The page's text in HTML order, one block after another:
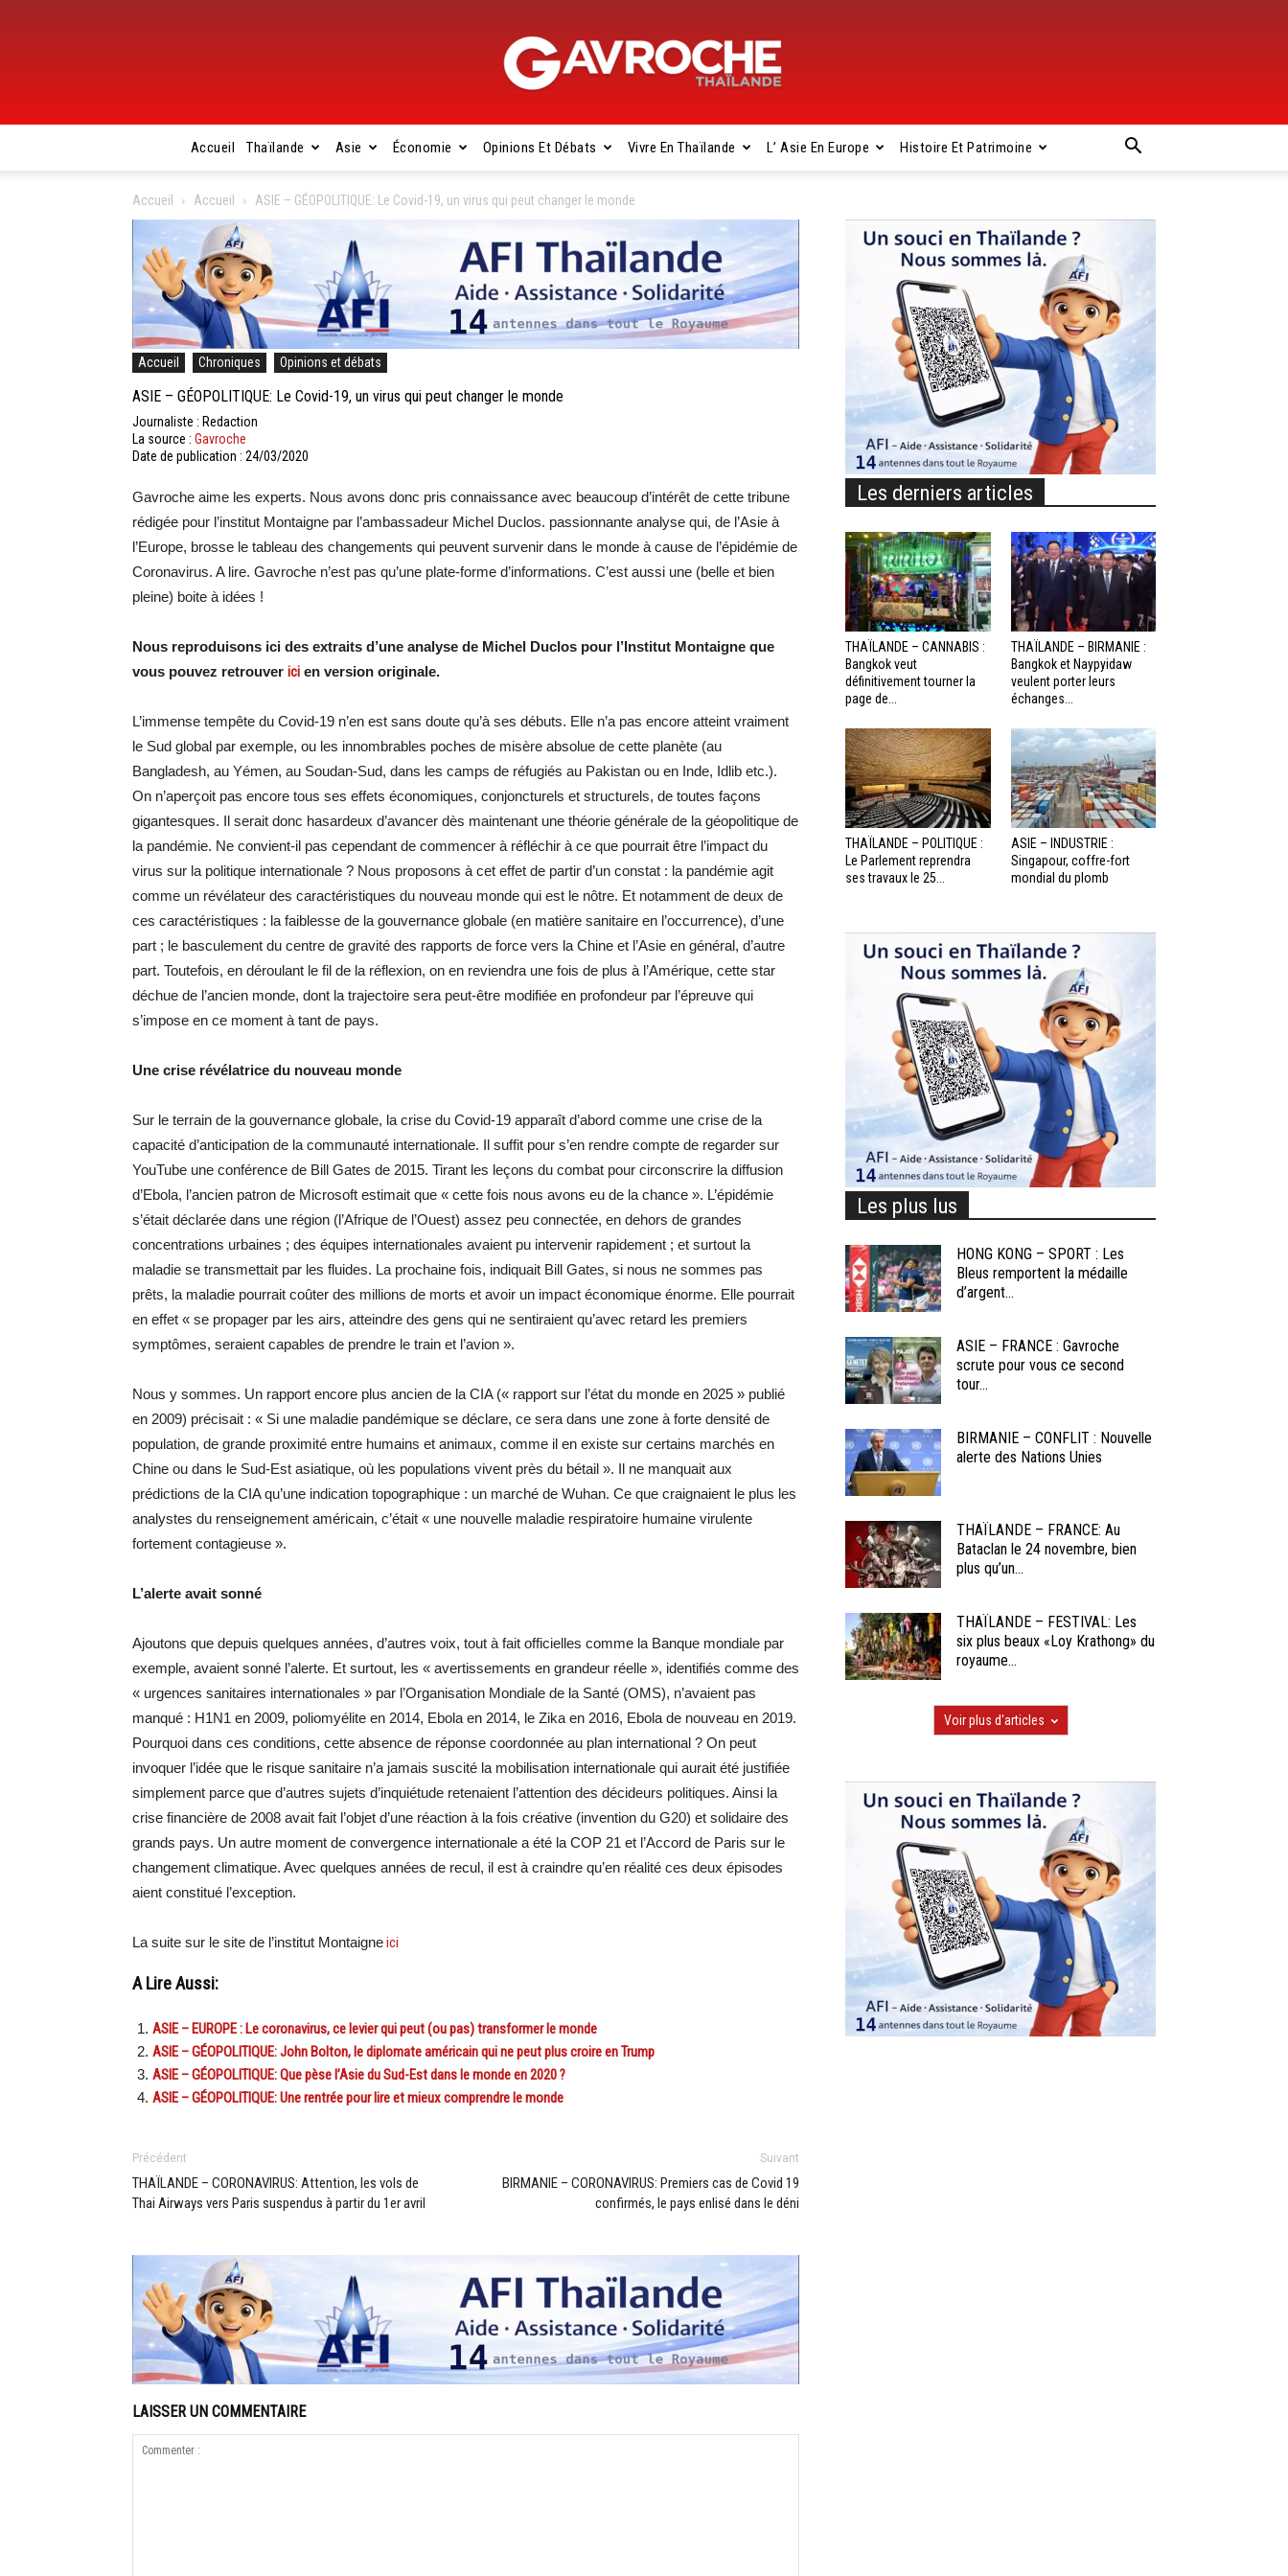
Gavroche
Thaïlande
Accueil Thaïlande Asie Économie Opinions Et Débats Vivre En Thaïlande L’ Asie En Europe Histoire Et Patrimoine
Accueil Accueil ASIE – GÉOPOLITIQUE: Le Covid-19, un virus qui peut changer le monde
Accueil Chroniques Opinions et débats
ASIE – GÉOPOLITIQUE: Le Covid-19, un virus qui peut changer le monde
Journaliste : Redaction
La source : Gavroche
Date de publication : 24/03/2020
Gavroche aime les experts. Nous avons donc pris connaissance avec beaucoup d’intérêt de cette tribune
rédigée pour l’institut Montaigne par l’ambassadeur Michel Duclos. passionnante analyse qui, de l’Asie à
l’Europe, brosse le tableau des changements qui peuvent survenir dans le monde à cause de l’épidémie de
Coronavirus. A lire. Gavroche n’est pas qu’une plate-forme d’informations. C’est aussi une (belle et bien
pleine) boite à idées !
Nous reproduisons ici des extraits d’une analyse de Michel Duclos pour l’Institut Montaigne que
vous pouvez retrouver ici en version originale.
L’immense tempête du Covid-19 n’en est sans doute qu’à ses débuts. Elle n’a pas encore atteint vraiment
le Sud global par exemple, ou les innombrables poches de misère absolue de cette planète (au
Bangladesh, au Yémen, au Soudan-Sud, dans les camps de réfugiés au Pakistan ou en Inde, Idlib etc.).
On n’aperçoit pas encore tous ses effets économiques, conjoncturels et structurels, de toutes façons
gigantesques. Il serait donc hasardeux d’avancer dès maintenant une théorie générale de la géopolitique de
la pandémie. Ne convient-il pas cependant de commencer à réfléchir à ce que pourrait être l’impact du
virus sur la politique internationale ? Nous proposons à cet effet de partir d’un constat : la pandémie agit
comme un révélateur des caractéristiques du nouveau monde qui est le nôtre. Et notamment de deux de
ces caractéristiques : la faiblesse de la gouvernance globale (en matière sanitaire en l’occurrence), d’une
part ; le basculement du centre de gravité des rapports de force vers la Chine et l’Asie en général, d’autre
part. Toutefois, en déroulant le fil de la réflexion, on en reviendra une fois de plus à l’Amérique, cette star
déchue de l’ancien monde, dont la trajectoire sera peut-être modifiée en profondeur par l’épreuve qui
s’impose en ce moment à tant de pays.
Une crise révélatrice du nouveau monde
Sur le terrain de la gouvernance globale, la crise du Covid-19 apparaît d’abord comme une crise de la
capacité d’anticipation de la communauté internationale. Il suffit pour s’en rendre compte de regarder sur
YouTube une conférence de Bill Gates de 2015. Tirant les leçons du combat pour circonscrire la diffusion
d’Ebola, l’ancien patron de Microsoft estimait que « cette fois nous avons eu de la chance ». L’épidémie
s’était déclarée dans une région (l’Afrique de l’Ouest) assez peu connectée, en dehors de grandes
concentrations urbaines ; des équipes internationales avaient pu intervenir rapidement ; et surtout la
maladie se transmettait par les fluides. La prochaine fois, indiquait Bill Gates, si nous ne sommes pas
prêts, la maladie pourrait coûter des millions de morts et avoir un impact économique énorme. Elle pourrait
en effet « se propager par les airs, atteindre des gens qui ne sentiraient qu’avec retard les premiers
symptômes, seraient capables de prendre le train et l’avion ».
Nous y sommes. Un rapport encore plus ancien de la CIA (« rapport sur l’état du monde en 2025 » publié
en 2009) précisait : « Si une maladie pandémique se déclare, ce sera dans une zone à forte densité de
population, de grande proximité entre humains et animaux, comme il en existe sur certains marchés en
Chine ou dans le Sud-Est asiatique, où les populations vivent près du bétail ». Il ne manquait aux
prédictions de la CIA qu’une indication topographique : un marché de Wuhan. Ce que craignaient le plus les
analystes du renseignement américain, c’était « une nouvelle maladie respiratoire humaine virulente
fortement contagieuse ».
L’alerte avait sonné
Ajoutons que depuis quelques années, d’autres voix, tout à fait officielles comme la Banque mondiale par
exemple, avaient sonné l’alerte. Et surtout, les « avertissements en grandeur réelle », identifiés comme des
« urgences sanitaires internationales » par l’Organisation Mondiale de la Santé (OMS), n’avaient pas
manqué : H1N1 en 2009, poliomyélite en 2014, Ebola en 2014, le Zika en 2016, Ebola de nouveau en 2019.
Pourquoi dans ces conditions, cette absence de réponse coordonnée au plan international ? On peut
invoquer l’idée que le risque sanitaire n’a jamais suscité la mobilisation internationale qui aurait été justifiée
simplement parce que d’autres sujets d’inquiétude retenaient l’attention des décideurs politiques. Ainsi la
crise financière de 2008 avait fait l’objet d’une réaction à la fois créative (invention du G20) et solidaire des
grands pays. Un autre moment de convergence internationale a été la COP 21 et l’Accord de Paris sur le
changement climatique. Avec quelques années de recul, il est à craindre qu’en réalité ces deux épisodes
aient constitué l’exception.
La suite sur le site de l’institut Montaigneici
A Lire Aussi:
ASIE – EUROPE : Le coronavirus, ce levier qui peut (ou pas) transformer le monde
ASIE – GÉOPOLITIQUE: John Bolton, le diplomate américain qui ne peut plus croire en Trump
ASIE – GÉOPOLITIQUE: Que pèse l’Asie du Sud-Est dans le monde en 2020 ?
ASIE – GÉOPOLITIQUE: Une rentrée pour lire et mieux comprendre le monde
Précédent
THAÏLANDE – CORONAVIRUS: Attention, les vols de
Thai Airways vers Paris suspendus à partir du 1er avril
Suivant
BIRMANIE – CORONAVIRUS: Premiers cas de Covid 19
confirmés, le pays enlisé dans le déni
LAISSER UN COMMENTAIRE
Les derniers articles
THAÏLANDE – CANNABIS :
Bangkok veut
définitivement tourner la
page de...
THAÏLANDE – BIRMANIE :
Bangkok et Naypyidaw
veulent porter leurs
échanges...
THAÏLANDE – POLITIQUE :
Le Parlement reprendra
ses travaux le 25...
ASIE – INDUSTRIE :
Singapour, coffre-fort
mondial du plomb
Les plus lus
HONG KONG – SPORT : Les
Bleus remportent la médaille
d’argent...
ASIE – FRANCE : Gavroche
scrute pour vous ce second
tour...
BIRMANIE – CONFLIT : Nouvelle
alerte des Nations Unies
THAÏLANDE – FRANCE: Au
Bataclan le 24 novembre, bien
plus qu’un...
THAÏLANDE – FESTIVAL: Les
six plus beaux «Loy Krathong» du
royaume...
Voir plus d'articles